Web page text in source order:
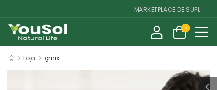
MARKETPLACE DE
0
> Loja > gmix